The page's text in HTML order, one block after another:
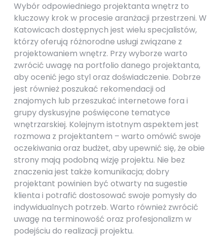
Wybór odpowiedniego projektanta wnętrz to
kluczowy krok w procesie aranżacji przestrzeni. W
Katowicach dostępnych jest wielu specjalistów,
którzy oferują różnorodne usługi związane z
projektowaniem wnętrz. Przy wyborze warto
zwrócić uwagę na portfolio danego projektanta,
aby ocenić jego styl oraz doświadczenie. Dobrze
jest również poszukać rekomendacji od
znajomych lub przeszukać internetowe fora i
grupy dyskusyjne poświęcone tematyce
wnętrzarskiej. Kolejnym istotnym aspektem jest
rozmowa z projektantem – warto omówić swoje
oczekiwania oraz budżet, aby upewnić się, że obie
strony mają podobną wizję projektu. Nie bez
znaczenia jest także komunikacja; dobry
projektant powinien być otwarty na sugestie
klienta i potrafić dostosować swoje pomysły do
indywidualnych potrzeb. Warto również zwrócić
uwagę na terminowość oraz profesjonalizm w
podejściu do realizacji projektu.